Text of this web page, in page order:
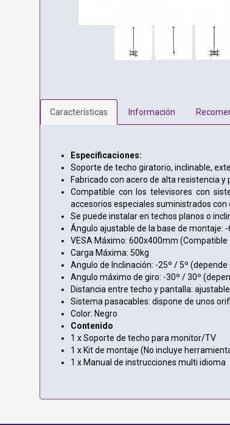
Características Información
Especificaciones:
Soporte de techo giratorio, inclinable,
Fabricado con acero de alta resistencia
Compatible con los televisores con
accesorios especiales suministrados con
Se puede instalar en techos planos o
Ángulo ajustable de la base de montaje:
VESA Máximo: 600x400mm
Carga Máxima: 50kg
Angulo de Inclinación: -25º / 5º
Angulo máximo de giro: -30º / 30º
Distancia entre techo y pantalla:
Sistema pasacables: dispone de unos
Color: Negro
Contenido
1 x Soporte de techo para monitor/TV
1 x Kit de montaje (No incluye
1 x Manual de instrucciones multi idioma